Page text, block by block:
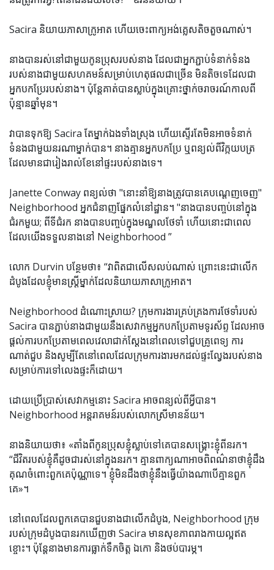
Sacira និយាយភាសាក្រូអាត ហើយចេះពាក្យអង់គ្លេសតិចតួចណាស់។
នាងបានរស់នៅជាមួយកូនប្រុសរបស់នាង ដែលជាអ្នកភ្ជាប់ទំនាក់ទំនង
របស់នាងជាមួយសហគមន៍សម្រាប់ហេតុផលជាច្រើន មិនតិចទេដែលជា
អ្នកបកប្រែរបស់នាង។ ប៉ុន្តែ​គាត់​បាន​ស្លាប់​ក្នុង​គ្រោះថ្នាក់​ចរាចរណ៍​កាលពី​
ប៉ុន្មាន​ឆ្នាំមុន។
វាបានទុកឱ្យ Sacira តែម្នាក់ឯងទាំងស្រុង ហើយស្ទើរតែមិនអាចទំនាក់
ទំនងជាមួយនរណាម្នាក់បាន។ នាង​គ្មាន​អ្នក​បកប្រែ ឬ​ពន្យល់​ពី​វិក្កយបត្រ​
ដែល​មាន​ជា​រៀងរាល់ខែ​នៅផ្ទះ​របស់​នាង​ទេ​។
Janette Conway ពន្យល់ថា "នោះនាំឱ្យនាងត្រូវបានគេបណ្តេញចេញ"
Neighborhood អ្នកជំនាញផ្នែកលំនៅដ្ឋាន។ "នាងបានបញ្ចប់នៅក្នុង
ជំរកមួយ; ពីទីជំរក នាងបានបញ្ចប់ក្នុងមណ្ឌលថែទាំ ហើយនោះជាពេល
ដែលយើងទទួលនាងនៅ Neighborhood ”
លោក Durvin បន្ថែមថា៖ “វាពិតជាលើសលប់ណាស់ ព្រោះនេះជាលើក
ដំបូងដែលខ្ញុំមានស្ត្រីម្នាក់ដែលនិយាយភាសាក្រូអាត។
Neighborhood ដំណោះស្រាយ? ក្រុមការងារគ្រប់គ្រងការថែទាំរបស់
Sacira បានភ្ជាប់នាងជាមួយនឹងសេវាកម្មអ្នកបកប្រែតាមទូរស័ព្ទ ដែលអាច
ផ្តល់ការបកប្រែតាមពេលវេលាជាក់ស្តែងនៅពេលទៅជួបគ្រូពេទ្យ ការ
ណាត់ជួប និងសូម្បីតែនៅពេលដែលក្រុមការងារមកដល់ផ្ទះល្វែងរបស់នាង
សម្រាប់ការទៅលេងផ្ទះក៏ដោយ។
ដោយប្រើប្រាស់សេវាកម្មនោះ Sacira អាចពន្យល់ពីអ្វីបាន។
Neighborhood អន្តរាគមន៍របស់លោកស្រីមានន័យ។
នាង​និយាយ​ថា​៖ ​«​តាំង​ពី​កូន​ប្រុស​ខ្ញុំ​ស្លាប់​ទៅ​គេ​បាន​សង្គ្រោះ​ខ្ញុំ​ពី​នរក។
“ជីវិតរបស់ខ្ញុំគឺដូចជារស់នៅក្នុងនរក។ គ្មាន​ពាក្យ​ណា​អាច​ពិពណ៌នា​ថា​ខ្ញុំ​ដឹង​
គុណ​ចំពោះ​ពួកគេ​ប៉ុណ្ណា​ទេ។ ខ្ញុំ​មិន​ដឹង​ថា​ខ្ញុំ​នឹង​ធ្វើ​យ៉ាង​ណា​បើ​គ្មាន​ពួក​
គេ»។
នៅពេលដែលពួកគេបានជួបនាងជាលើកដំបូង, Neighborhood ក្រុម​
របស់​ក្រុម​ដំបូង​បាន​រក​ឃើញ​ថា Sacira មាន​សុខភាព​រាង​កាយ​ល្អ​ឥត​
ខ្ចោះ។ ប៉ុន្តែនាងមានការធ្លាក់ទឹកចិត្ត ឯកោ និងថប់បារម្ភ។